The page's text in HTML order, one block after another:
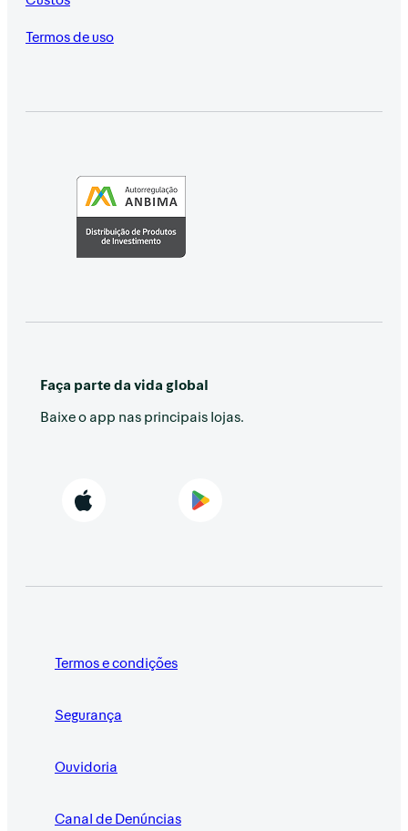
Termos de uso
Faça parte da vida global
Baixe o app nas principais lojas.
Termos e condições
Segurança
Ouvidoria
Canal de Denúncias